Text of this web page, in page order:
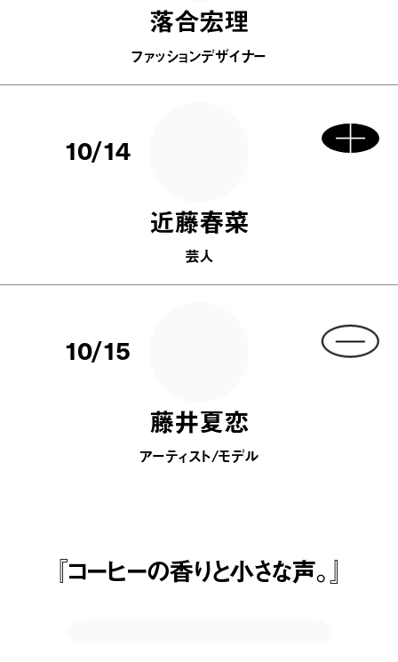
落合宏理
ファッションデザイナー
10/14
近藤春菜
芸人
10/15
藤井夏恋
アーティスト/モデル
『コーヒーの香りと小さな声。』